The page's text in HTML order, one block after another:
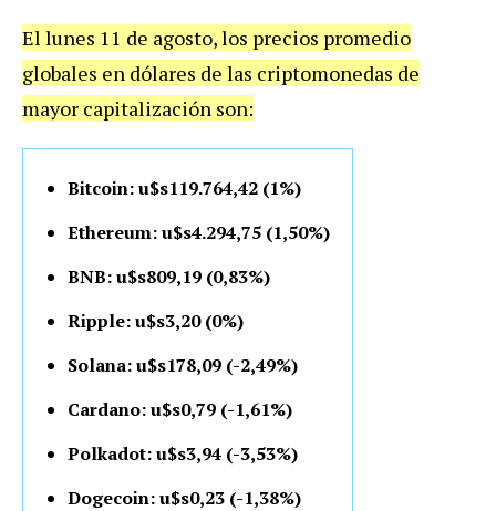
El lunes 11 de agosto, los precios promedio
globales en dólares de las criptomonedas de
mayor capitalización son:
Bitcoin: u$s119.764,42 (1%)
Ethereum: u$s4.294,75 (1,50%)
BNB: u$s809,19 (0,83%)
Ripple: u$s3,20 (0%)
Solana: u$s178,09 (-2,49%)
Cardano: u$s0,79 (-1,61%)
Polkadot: u$s3,94 (-3,53%)
Dogecoin: u$s0,23 (-1,38%)